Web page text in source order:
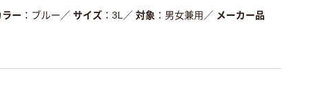
ラー ブルー ／ サイズ 3L ／ 対象 男女兼用 ／ メーカー品